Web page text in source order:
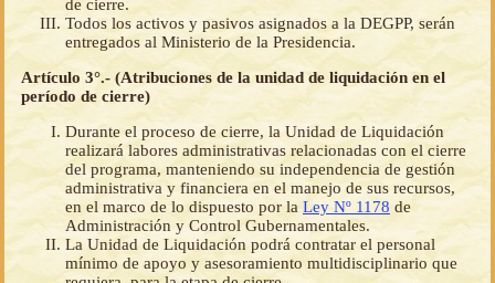
de cierre.
Todos los activos y pasivos asignados a la DEGPP, serán
entregados al Ministerio de la Presidencia.
Artículo 3°.- (Atribuciones de la unidad de liquidación en el
período de cierre)
Durante el proceso de cierre, la Unidad de Liquidación
realizará labores administrativas relacionadas con el cierre
del programa, manteniendo su independencia de gestión
administrativa y financiera en el manejo de sus recursos,
en el marco de lo dispuesto por la Ley Nº 1178 de
Administración y Control Gubernamentales.
La Unidad de Liquidación podrá contratar el personal
mínimo de apoyo y asesoramiento multidisciplinario que